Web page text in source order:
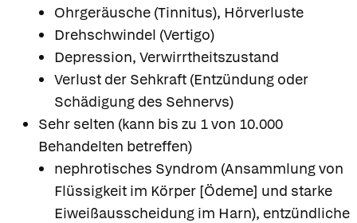
Ohrgeräusche (Tinnitus), Hörverluste
Drehschwindel (Vertigo)
Depression, Verwirrtheitszustand
Verlust der Sehkraft (Entzündung oder
Schädigung des Sehnervs)
Sehr selten (kann bis zu 1 von 10.000
Behandelten betreffen)
nephrotisches Syndrom (Ansammlung von
Flüssigkeit im Körper [Ödeme] und starke
Eiweißausscheidung im Harn), entzündliche